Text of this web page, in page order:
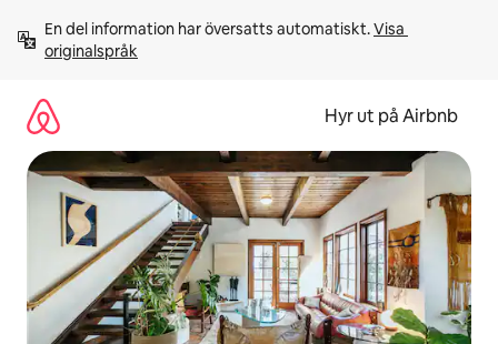
innehåll
En del information har översatts automatiskt. Visa
originalspråk
Hyr ut på Airbnb